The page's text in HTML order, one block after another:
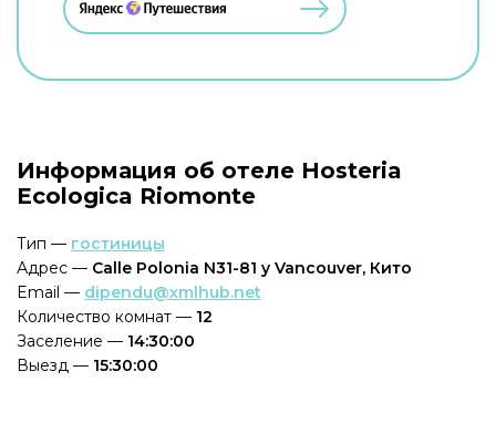
Информация об отеле Hosteria
Ecologica Riomonte
Тип — гостиницы
Адрес — Calle Polonia N31-81 y Vancouver, Кито
Email — dipendu@xmlhub.net
Количество комнат — 12
Заселение — 14:30:00
Выезд — 15:30:00